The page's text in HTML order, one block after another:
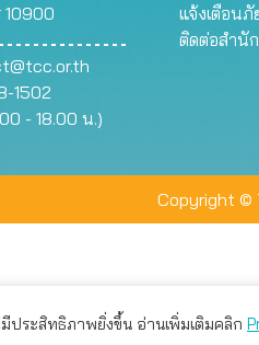
10900
1502
- 18.00 น.)
แจ้งเตือนภั
ติดต่อสำนั
Copyright ©
ประสิทธิภาพยิ่งขึ้น อ่านเพิ่มเติมคลิก
ารณ์การใช้งานที่ดีให้แก่ท่าน คุณสาม